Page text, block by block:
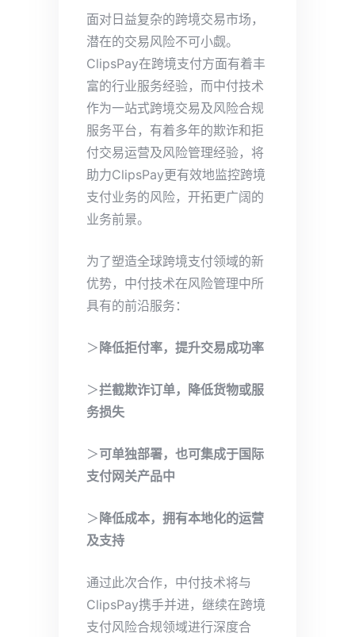
面对日益复杂的跨境交易市场，
潜在的交易风险不可小觑。
ClipsPay在跨境支付方面有着丰
富的行业服务经验，而中付技术
作为一站式跨境交易及风险合规
服务平台，有着多年的欺诈和拒
付交易运营及风险管理经验，将
助力ClipsPay更有效地监控跨境
支付业务的风险，开拓更广阔的
业务前景。
为了塑造全球跨境支付领域的新
优势，中付技术在风险管理中所
具有的前沿服务：
＞ 降低拒付率，提升交易成功率
＞拦截欺诈订单，降低货物或服
务损失
＞可单独部署，也可集成于国际
支付网关产品中
＞ 降低成本，拥有本地化的运营
及支持
通过此次合作，中付技术将与
ClipsPay携手并进，继续在跨境
支付风险合规领域进行深度合